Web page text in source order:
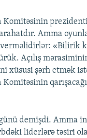
Amma
«Bilirik
Açılış
xüsusi şərh etmək
demişdi. Amma
liderlərə təsiri